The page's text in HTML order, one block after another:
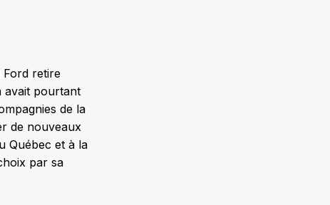
Ford retire
avait pourtant
de la
de nouveaux
Québec et à la
par sa